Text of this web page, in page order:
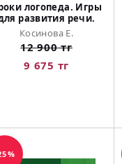
логопеда. Игры
развития речи.
Косинова Е.
12 900 тг
9 675 тг